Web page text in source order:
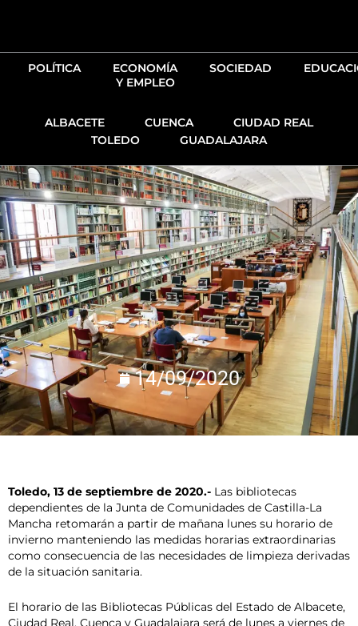
POLÍTICA
ECONOMÍA
Y EMPLEO
SOCIEDAD
ALBACETE CUENCA
CIUDAD REAL
TOLEDO
GUADALAJARA
14/09/2020
Toledo, 13 de septiembre de 2020.- Las bibliotecas
dependientes de la Junta de Comunidades de Castilla-La
Mancha retomarán a partir de mañana lunes su horario de
invierno manteniendo las medidas horarias extraordinarias
como consecuencia de las necesidades de limpieza derivadas
de la situación sanitaria.
El horario de las Bibliotecas Públicas del Estado de Albacete,
Ciudad Real, Cuenca y Guadalajara será de lunes a viernes de